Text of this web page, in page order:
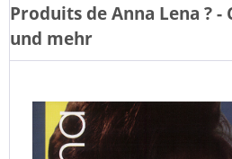
Produits deAnna Lena ? -
und mehr